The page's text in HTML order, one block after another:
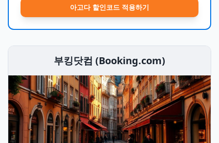
아고다 할인코드 적용하기
부킹닷컴 (Booking.com)